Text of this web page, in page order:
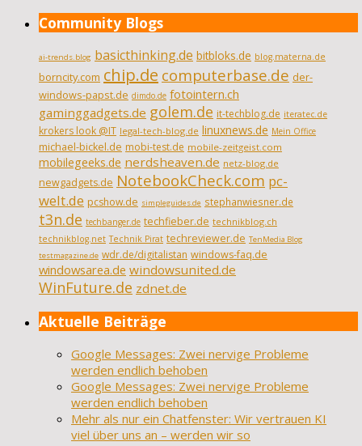
Community Blogs
ai-trends.blog basicthinking.de bitbloks.de blog.materna.de
borncity.com chip.de computerbase.de der-
windows-papst.de dimdo.de fotointern.ch
gaminggadgets.de golem.de it-techblog.de iteratec.de
krokers look @IT legal-tech-blog.de linuxnews.de Mein Office
michael-bickel.de mobi-test.de mobile-zeitgeist.com
mobilegeeks.de nerdsheaven.de netz-blog.de
newgadgets.de NotebookCheck.com pc-
welt.de pcshow.de simpleguides.de stephanwiesner.de
t3n.de techbanger.de techfieber.de technikblog.ch
technikblog.net Technik Pirat techreviewer.de TenMedia Blog
testmagazine.de wdr.de/digitalistan windows-faq.de
windowsarea.de windowsunited.de
WinFuture.de zdnet.de
Aktuelle Beiträge
Google Messages: Zwei nervige Probleme
werden endlich behoben
Google Messages: Zwei nervige Probleme
werden endlich behoben
Mehr als nur ein Chatfenster: Wir vertrauen KI
viel über uns an – werden wir so